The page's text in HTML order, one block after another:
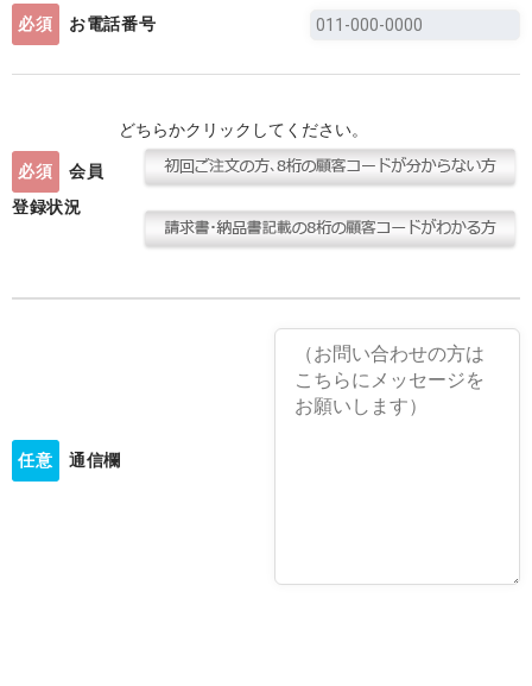
必須 お電話番号
必須
会員
登録状況
どちらかクリックしてください。
任意 通信欄